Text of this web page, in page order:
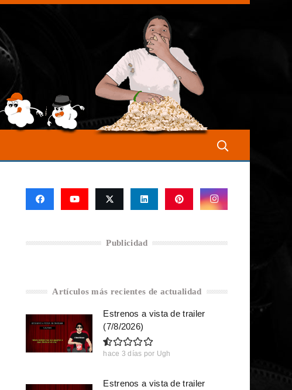
Publicidad
Artículos más recientes de actualidad
Estrenos a vista de trailer
(7/8/2026)
hace 3 días por Ugh
Estrenos a vista de trailer